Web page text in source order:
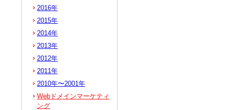
2016年
2015年
2014年
2013年
2012年
2011年
2010年〜2001年
Webドメインマーケティ
ング